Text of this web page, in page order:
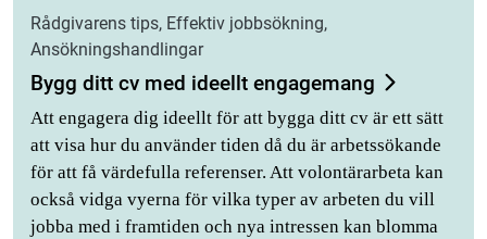
Rådgivarens tips, Effektiv jobbsökning,
Ansökningshandlingar
Bygg ditt cv med ideellt engagemang
Att engagera dig ideellt för att bygga ditt cv är ett sätt
att visa hur du använder tiden då du är arbetssökande
för att få värdefulla referenser. Att volontärarbeta kan
också vidga vyerna för vilka typer av arbeten du vill
jobba med i framtiden och nya intressen kan blomma